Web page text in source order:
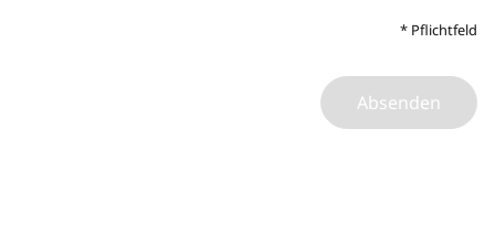
* Pflichtfeld
Absenden